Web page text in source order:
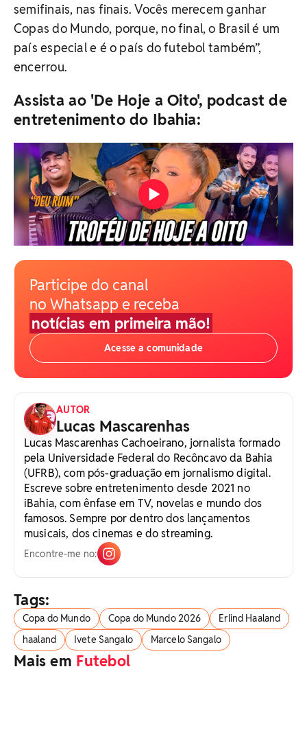
semifinais, nas finais. Vocês merecem ganhar
Copas do Mundo, porque, no final, o Brasil é um
país especial e é o país do futebol também”,
encerrou.
Assista ao 'De Hoje a Oito', podcast de
entretenimento do Ibahia:
Participe do canal
no Whatsapp e receba
notícias em primeira mão!
Acesse a comunidade
AUTOR
Lucas Mascarenhas
Lucas Mascarenhas Cachoeirano, jornalista formado
pela Universidade Federal do Recôncavo da Bahia
(UFRB), com pós-graduação em jornalismo digital.
Escreve sobre entretenimento desde 2021 no
iBahia, com ênfase em TV, novelas e mundo dos
famosos. Sempre por dentro dos lançamentos
musicais, dos cinemas e do streaming.
Encontre-me no:
Tags:
Copa do Mundo Copa do Mundo 2026
Erlind Haaland
haaland
Ivete Sangalo Marcelo Sangalo
Mais em Futebol